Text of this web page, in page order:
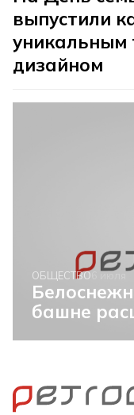
выпустили
уникальным
дизайном
ОБЩЕСТВО 6 июля
башне